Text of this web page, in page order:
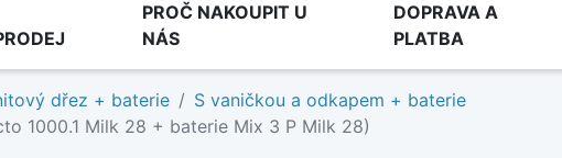
PROČ NAKOUPIT U
NÁS
DOPRAVA A
PLATBA
dřez + baterie
S vaničkou a odkapem + baterie
1000.1 Milk 28 + baterie Mix 3 P Milk 28)